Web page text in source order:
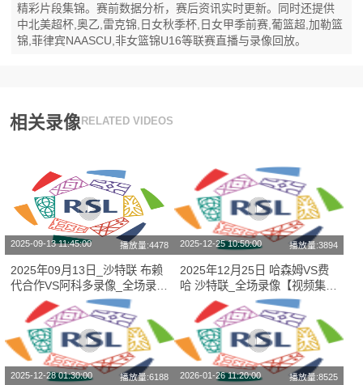
精彩片段集锦。赛前数据分析，赛后资讯实时更新。同时还提供
中北美超杯,奥乙,雷克锦,日女秋季杯,日女甲季前赛,葡篮超,加勒篮
锦,菲律宾NAASCU,非女篮锦U16等联赛直播与录像回放。
相关录像 RELATED VIDEOS
2025-09-13 11:45:00 播放量:4478
2025年09月13日_沙特联 布赖
代合作VS阿科多录像_全场录像
【高清回放】
2025-12-25 10:50:00 播放量:3894
2025年12月25日 哈森姆VS费
哈 沙特联_全场录像【视频集
2025-12-28 01:30:00 播放量:6188 2026-01-26 11:20:00 播放量:8525